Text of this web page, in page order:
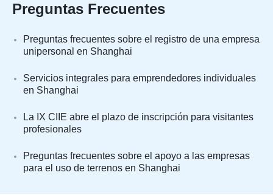
Preguntas Frecuentes
Preguntas frecuentes sobre el registro de una empresa
unipersonal en Shanghai
Servicios integrales para emprendedores individuales
en Shanghai
La IX CIIE abre el plazo de inscripción para visitantes
profesionales
Preguntas frecuentes sobre el apoyo a las empresas
para el uso de terrenos en Shanghai